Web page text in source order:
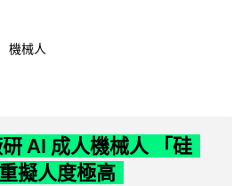
機械人
AI 成人機械人 「硅
擬人度極高